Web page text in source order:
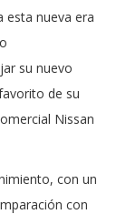
esta nueva era
su nuevo
de su
Nissan
con un
con